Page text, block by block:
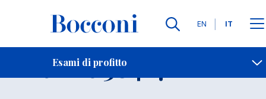
Lingue
EN IT
Esami di profitto
Contatti
Esame 30427 Open